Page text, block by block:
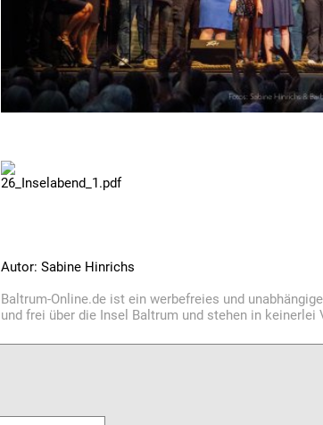
26_Inselabend_1.pdf
Autor: Sabine Hinrichs
Baltrum-Online.de ist ein werbefreies und
und frei über die Insel Baltrum und stehen in keinerlei